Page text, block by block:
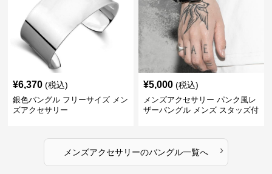
¥6,370 (税込)
銀色バングル フリーサイズ メン
ズアクセサリー
¥5,000 (税込)
メンズアクセサリー パンク風レ
ザーバングル メンズ スタッズ付
メンズアクセサリーのバングル一覧へ ›